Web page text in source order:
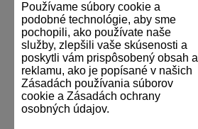
Používame súbory cookie a
podobné technológie, aby sme
pochopili, ako používate naše
služby, zlepšili vaše skúsenosti a
poskytli vám prispôsobený obsah a
reklamu, ako je popísané v našich
Zásadách používania súborov
cookie a Zásadách ochrany
osobných údajov.